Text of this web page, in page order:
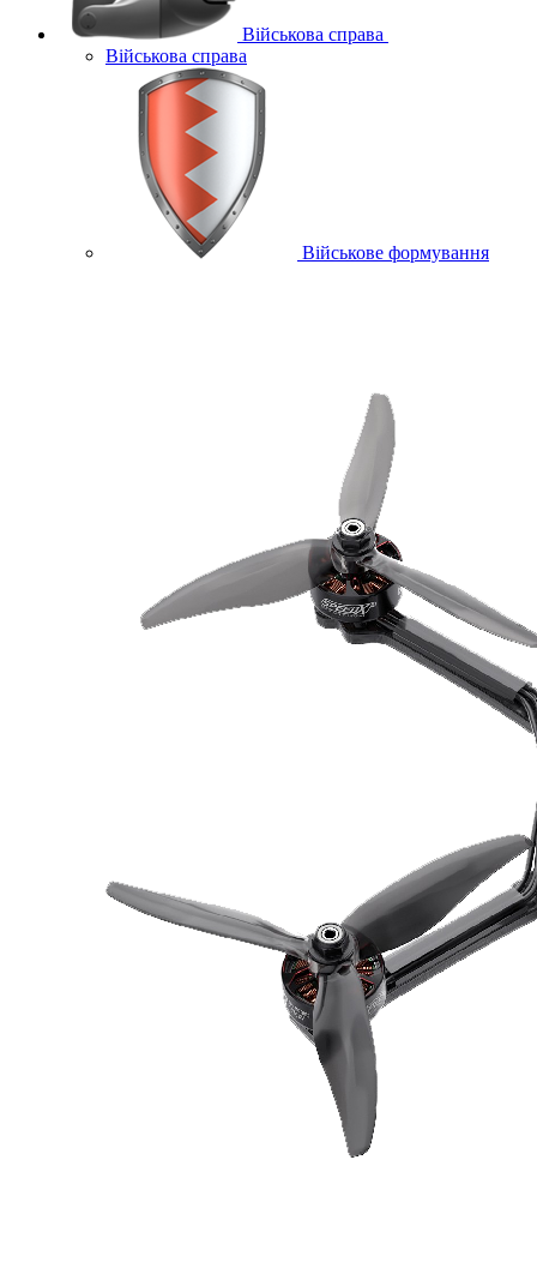
Військова справа
Військова справа
Військове формування